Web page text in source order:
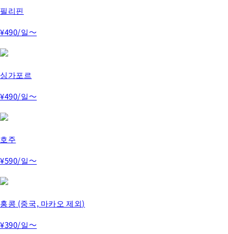
필리핀
¥490/일～
싱가포르
¥490/일～
호주
¥590/일～
홍콩 (중국, 마카오 제외)
¥390/일～